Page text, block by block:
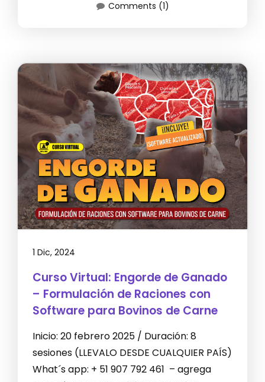
Comments (1)
1 Dic, 2024
Curso Virtual: Engorde de Ganado
– Formulación de Raciones con
Software para Bovinos de Carne
Inicio: 20 febrero 2025 / Duración: 8
sesiones (LLEVALO DESDE CUALQUIER PAÍS)
What´s app: + 51 907 792 461 – agrega